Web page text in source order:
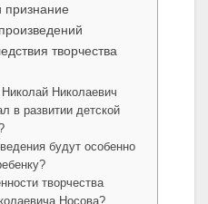
признание
творчества
Николаевич
в развитии детской
будут особенно
творчества
Носова?